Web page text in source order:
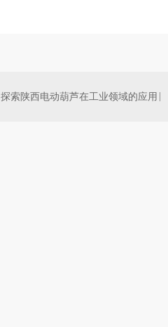
探索陕西电动葫芦在工业领域的应用